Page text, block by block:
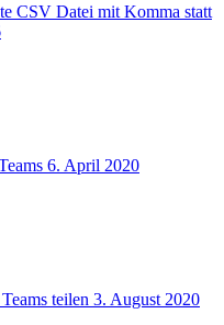
CSV Datei mit Komma statt
6. April 2020
teilen 3. August 2020